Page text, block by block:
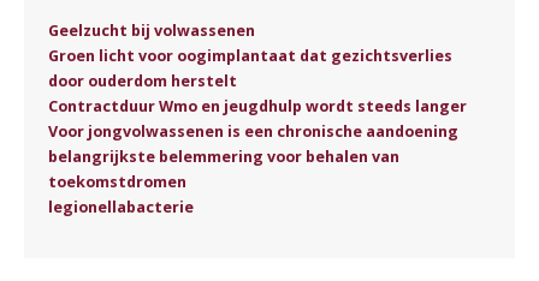
Geelzucht bij volwassenen
Groen licht voor oogimplantaat dat gezichtsverlies
door ouderdom herstelt
Contractduur Wmo en jeugdhulp wordt steeds langer
Voor jongvolwassenen is een chronische aandoening
belangrijkste belemmering voor behalen van
toekomstdromen
legionellabacterie